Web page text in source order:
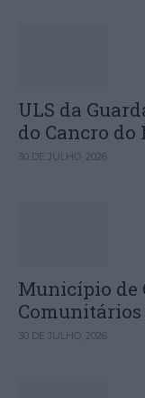
ULS da
do Cancro do
30 DE JULHO, 2026
Município de
30 DE JULHO, 2026